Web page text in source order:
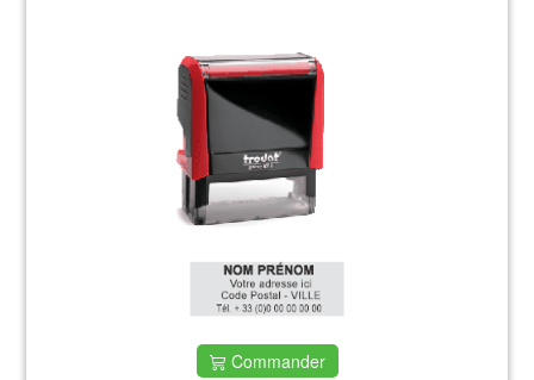
Commander